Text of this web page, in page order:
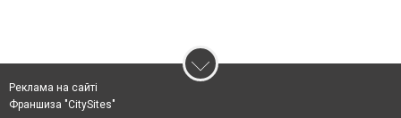
Реклама на сайті
Франшиза "CitySites"